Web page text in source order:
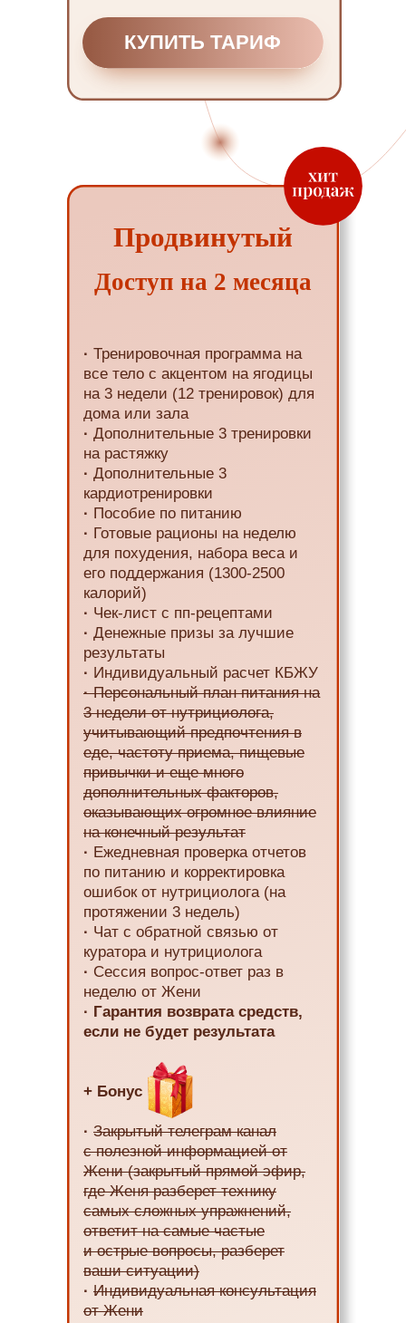
КУПИТЬ ТАРИФ
Продвинутый
Доступ на 2 месяца
· Тренировочная программа на
все тело с акцентом на ягодицы
на 3 недели (12 тренировок) для
дома или зала
· Дополнительные 3 тренировки
на растяжку
· Дополнительные 3
кардиотренировки
· Пособие по питанию
· Готовые рационы на неделю
для похудения, набора веса и
его поддержания (1300-2500
калорий)
· Чек-лист с пп-рецептами
· Денежные призы за лучшие
результаты
· Индивидуальный расчет КБЖУ
·Персональный план питания на
3 недели от нутрициолога,
учитывающий предпочтения в
еде, частоту приема, пищевые
привычки и еще много
дополнительных факторов,
оказывающих огромное влияние
на конечный результат
· Ежедневная проверка отчетов
по питанию и корректировка
ошибок от нутрициолога (на
протяжении 3 недель)
· Чат с обратной связью от
куратора и нутрициолога
· Сессия вопрос-ответ раз в
неделю от Жени
· Гарантия возврата средств,
если не будет результата
+ Бонус
· Закрытый телеграм канал
с полезной информацией от
Жени (закрытый прямой эфир,
где Женя разберет технику
самых сложных упражнений,
ответит на самые частые
и острые вопросы, разберет
ваши ситуации)
· Индивидуальная консультация
от Жени